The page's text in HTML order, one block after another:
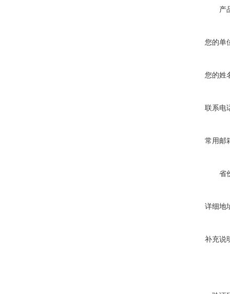
产
您的单
您的姓
联系电
常用邮
省
详细地
补充说